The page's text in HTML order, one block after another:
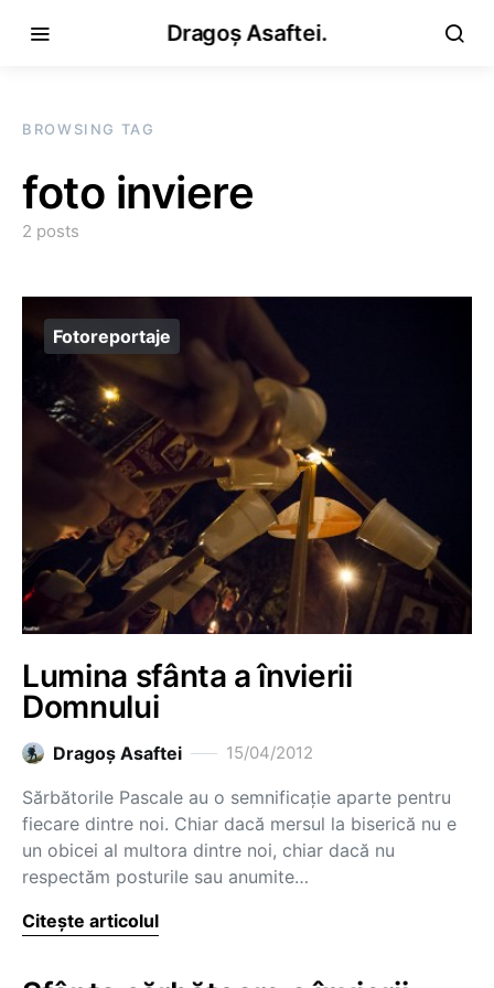
Dragoș Asaftei.
BROWSING TAG
foto inviere
2 posts
Fotoreportaje
Lumina sfânta a învierii
Domnului
Dragoş Asaftei 15/04/2012
Sărbătorile Pascale au o semnificație aparte pentru
fiecare dintre noi. Chiar dacă mersul la biserică nu e
un obicei al multora dintre noi, chiar dacă nu
respectăm posturile sau anumite…
Citește articolul